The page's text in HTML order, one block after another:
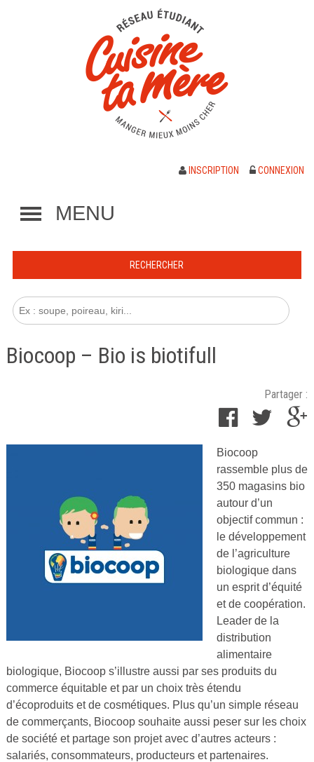
INSCRIPTION CONNEXION
MENU
Biocoop – Bio is biotifull
Partager :
Biocoop
rassemble plus de
350 magasins bio
autour d’un
objectif commun :
le développement
de l’agriculture
biologique dans
un esprit d’équité
et de coopération.
Leader de la
distribution
alimentaire
biologique, Biocoop s’illustre aussi par ses produits du
commerce équitable et par un choix très étendu
d’écoproduits et de cosmétiques. Plus qu’un simple réseau
de commerçants, Biocoop souhaite aussi peser sur les choix
de société et partage son projet avec d’autres acteurs :
salariés, consommateurs, producteurs et partenaires.